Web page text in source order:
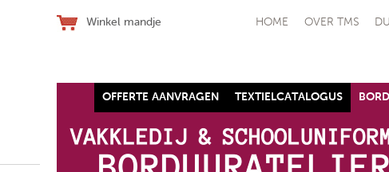
Winkel mandje HOME OVER TMS
OFFERTE AANVRAGEN TEXTIELCATALOGUS
Werkhandschoen SJ ALLFLEX
Raptor - S1P
Safety Jogger